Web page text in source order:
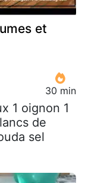
et
30 min
1 oignon 1
de
sel